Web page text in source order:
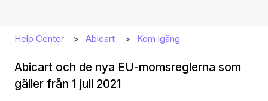
Help Center Abicart Kom igång
Abicart och de nya EU-momsreglerna som
gäller från 1 juli 2021